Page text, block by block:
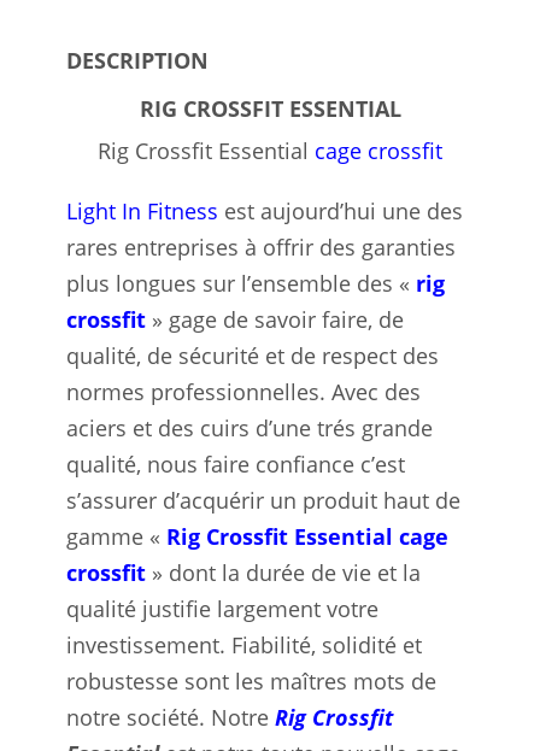
DESCRIPTION
RIG CROSSFIT ESSENTIAL
Rig Crossfit Essential cage crossfit
Light In Fitness est aujourd’hui une des
rares entreprises à offrir des garanties
plus longues sur l’ensemble des « rig
crossfit » gage de savoir faire, de
qualité, de sécurité et de respect des
normes professionnelles. Avec des
aciers et des cuirs d’une trés grande
qualité, nous faire confiance c’est
s’assurer d’acquérir un produit haut de
gamme « Rig Crossfit Essential cage
crossfit » dont la durée de vie et la
qualité justifie largement votre
investissement. Fiabilité, solidité et
robustesse sont les maîtres mots de
notre société. Notre Rig Crossfit